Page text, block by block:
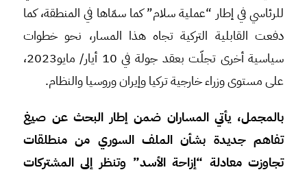
للرئاسي في إطار “عملية سلام” كما سمّاها في المنطقة، كما
دفعت القابلية التركية تجاه هذا المسار، نحو خطوات
سياسية أخرى تجلّت بعقد جولة في 10 أيار/ مايو2023،
على مستوى وزراء خارجية تركيا وإيران وروسيا والنظام.
بالمجمل، يأتي المساران ضمن إطار البحث عن صيغ
تفاهم جديدة بشأن الملف السوري من منطلقات
تجاوزت معادلة “إزاحة الأسد” وتنظر إلى المشتركات